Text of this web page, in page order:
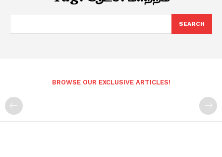
SEARCH
BROWSE OUR EXCLUSIVE ARTICLES!